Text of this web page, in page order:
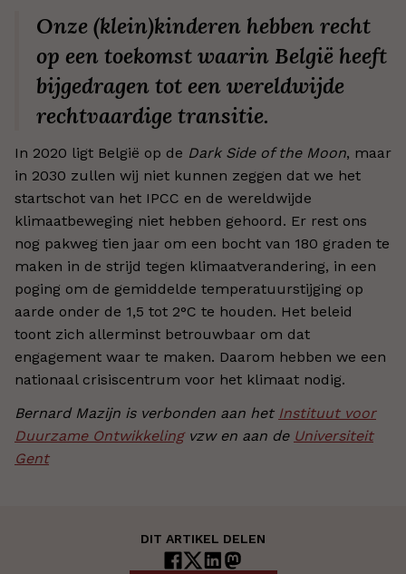
Onze (klein)kinderen hebben recht
op een toekomst waarin België heeft
bijgedragen tot een wereldwijde
rechtvaardige transitie.
In 2020 ligt België op de Dark Side of the Moon, maar
in 2030 zullen wij niet kunnen zeggen dat we het
startschot van het IPCC en de wereldwijde
klimaatbeweging niet hebben gehoord. Er rest ons
nog pakweg tien jaar om een bocht van 180 graden te
maken in de strijd tegen klimaatverandering, in een
poging om de gemiddelde temperatuurstijging op
aarde onder de 1,5 tot 2°C te houden. Het beleid
toont zich allerminst betrouwbaar om dat
engagement waar te maken. Daarom hebben we een
nationaal crisiscentrum voor het klimaat nodig.
Bernard Mazijn is verbonden aan het Instituut voor
Duurzame Ontwikkelingvzw en aan de Universiteit
Gent
DIT ARTIKEL DELEN